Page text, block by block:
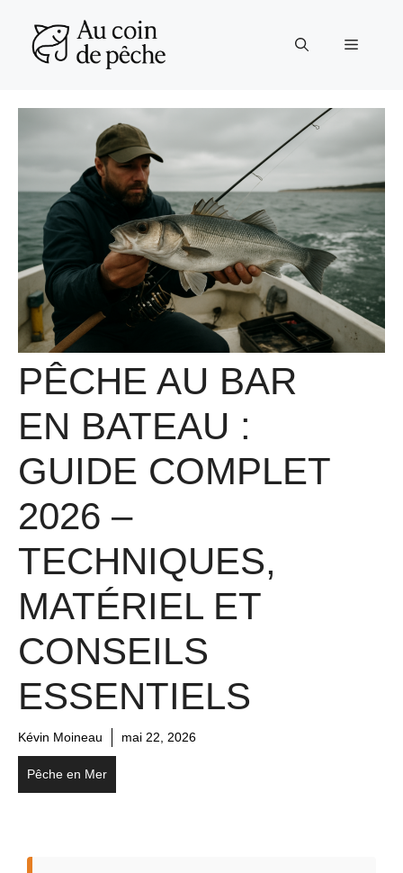
contenu
Menu
PÊCHE AU BAR
EN BATEAU :
GUIDE COMPLET
2026 –
TECHNIQUES,
MATÉRIEL ET
CONSEILS
ESSENTIELS
Kévin Moineau mai 22, 2026
Pêche en Mer